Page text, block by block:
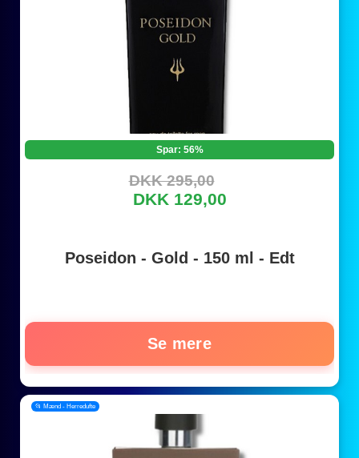
Spar: 56%
DKK 295,00
DKK 129,00
Poseidon - Gold - 150 ml - Edt
Se mere
📂 Mænd - Herredufte